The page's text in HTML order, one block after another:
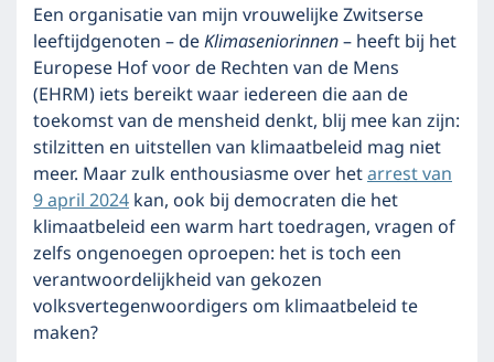
Een organisatie van mijn vrouwelijke Zwitserse
leeftijdgenoten – deKlimaseniorinnen– heeft bij het
Europese Hof voor de Rechten van de Mens
(EHRM) iets bereikt waar iedereen die aan de
toekomst van de mensheid denkt, blij mee kan zijn:
stilzitten en uitstellen van klimaatbeleid mag niet
meer. Maar zulk enthousiasme over hetarrest van
9 april 2024kan, ook bij democraten die het
klimaatbeleid een warm hart toedragen, vragen of
zelfs ongenoegen oproepen: het is toch een
verantwoordelijkheid van gekozen
volksvertegenwoordigers om klimaatbeleid te
maken?